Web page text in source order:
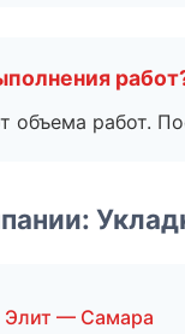
объема работ.
— Самара